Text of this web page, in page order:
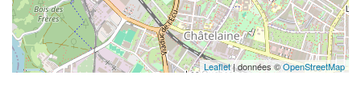
Leaflet| données ©OpenStreetMap